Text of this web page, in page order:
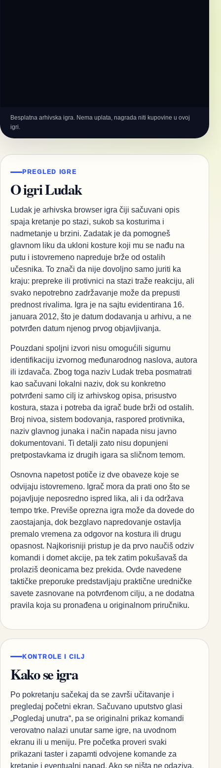
Besplatna arhivska igra. Nema uplata, nagrada niti kupovine u ovoj
igri.
PREGLED IGRE
O igri Ludak
Ludak je arhivska browser igra čiji sačuvani opis
spaja kretanje po stazi, sukob sa kosturima i
nadmetanje u brzini. Zadatak je da pomogneš
glavnom liku da ukloni kosture koji mu se nađu na
putu i istovremeno napreduje brže od ostalih
učesnika. To znači da nije dovoljno samo juriti ka
kraju: prepreke ili protivnici na stazi traže reakciju, ali
svako nepotrebno zadržavanje može da prepusti
prednost rivalima. Igra je na sajtu evidentirana 16.
januara 2012, što je datum dodavanja u arhivu, a ne
potvrđen datum njenog prvog objavljivanja.
Pouzdani spoljni izvori nisu omogućili sigurnu
identifikaciju izvornog međunarodnog naslova, autora
ili izdavača. Zbog toga naziv Ludak treba posmatrati
kao sačuvani lokalni naziv, dok su konkretno
potvrđeni samo cilj iz arhivskog opisa, prisustvo
kostura, staza i potreba da igrač bude brži od ostalih.
Broj nivoa, sistem bodovanja, raspored protivnika,
naziv glavnog junaka i način napada nisu javno
dokumentovani. Ti detalji zato nisu dopunjeni
pretpostavkama iz drugih igara sa sličnom temom.
Osnovna napetost potiče iz dve obaveze koje se
odvijaju istovremeno. Igrač mora da prati ono što se
pojavljuje neposredno ispred lika, ali i da održava
tempo trke. Previše oprezna igra može da dovede do
zaostajanja, dok bezglavo napredovanje ostavlja
premalo vremena za odgovor na kostura ili drugu
opasnost. Najkorisniji pristup je da prvo naučiš odziv
komandi i domet akcije, pa tek zatim pokušavaš da
prolaziš deonicama bez prekida. Ovde navedene
taktičke preporuke predstavljaju praktične uredničke
savete zasnovane na potvrđenom cilju, a ne dodatna
pravila koja su pronađena u originalnom priručniku.
KONTROLE I CILJ
Kako se igra
Po pokretanju sačekaj da se završi učitavanje i
pregledaj početni ekran. Sačuvano uputstvo glasi
„Pogledaj unutra“, pa se originalni prikaz komandi
verovatno nalazi unutar same igre, na uvodnom
ekranu ili u meniju. Pre početka proveri svaki
prikazani taster i zapamti odvojene komande za
kretanje i eventualni napad. Ako se ništa ne odaziva,